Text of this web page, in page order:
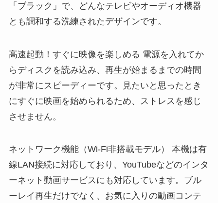
「ブラック」で、どんなテレビやオーディオ機器
とも調和する洗練されたデザインです。
高速起動！すぐに映像を楽しめる 電源を入れてか
らディスクを読み込み、再生が始まるまでの時間
が非常にスピーディーです。見たいと思ったとき
にすぐに映画を始められるため、ストレスを感じ
させません。
ネットワーク機能（Wi-Fi非搭載モデル） 本機は有
線LAN接続に対応しており、YouTubeなどのインタ
ーネット動画サービスにも対応しています。ブル
ーレイ再生だけでなく、お気に入りの動画コンテ